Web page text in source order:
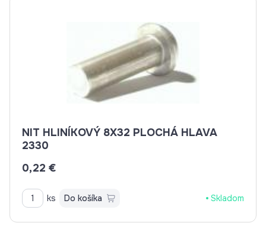
NIT HLINÍKOVÝ 8X32 PLOCHÁ HLAVA
2330
0,22 €
ks Do košíka Skladom